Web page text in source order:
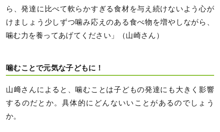
ら、発達に比べて軟らかすぎる食材を与え続けないよう心が
けましょう少しずつ噛み応えのある食べ物を増やしながら、
噛む力を養ってあげてください」（山崎さん）
噛むことで元気な子どもに！
山﨑さんによると、噛むことは子どもの発達にも大きく影響
するのだとか。具体的にどんないいことがあるのでしょう
か。